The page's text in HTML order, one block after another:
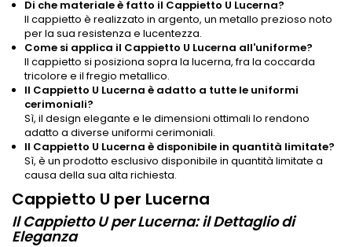
Di che materiale è fatto il Cappietto U Lucerna?
Il cappietto è realizzato in argento, un metallo prezioso noto
per la sua resistenza e lucentezza.
Come si applica il Cappietto U Lucerna all'uniforme?
Il cappietto si posiziona sopra la lucerna, fra la coccarda
tricolore e il fregio metallico.
Il Cappietto U Lucerna è adatto a tutte le uniformi
cerimoniali?
Sì, il design elegante e le dimensioni ottimali lo rendono
adatto a diverse uniformi cerimoniali.
Il Cappietto U Lucerna è disponibile in quantità limitate?
Sì, è un prodotto esclusivo disponibile in quantità limitate a
causa della sua alta richiesta.
Cappietto U per Lucerna
Il Cappietto U per Lucerna: il Dettaglio di
Eleganza